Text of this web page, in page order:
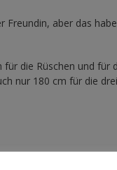
aber das
die Rüschen und
nur 180 cm für die